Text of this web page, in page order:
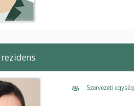
rezidens
Szervezeti egység